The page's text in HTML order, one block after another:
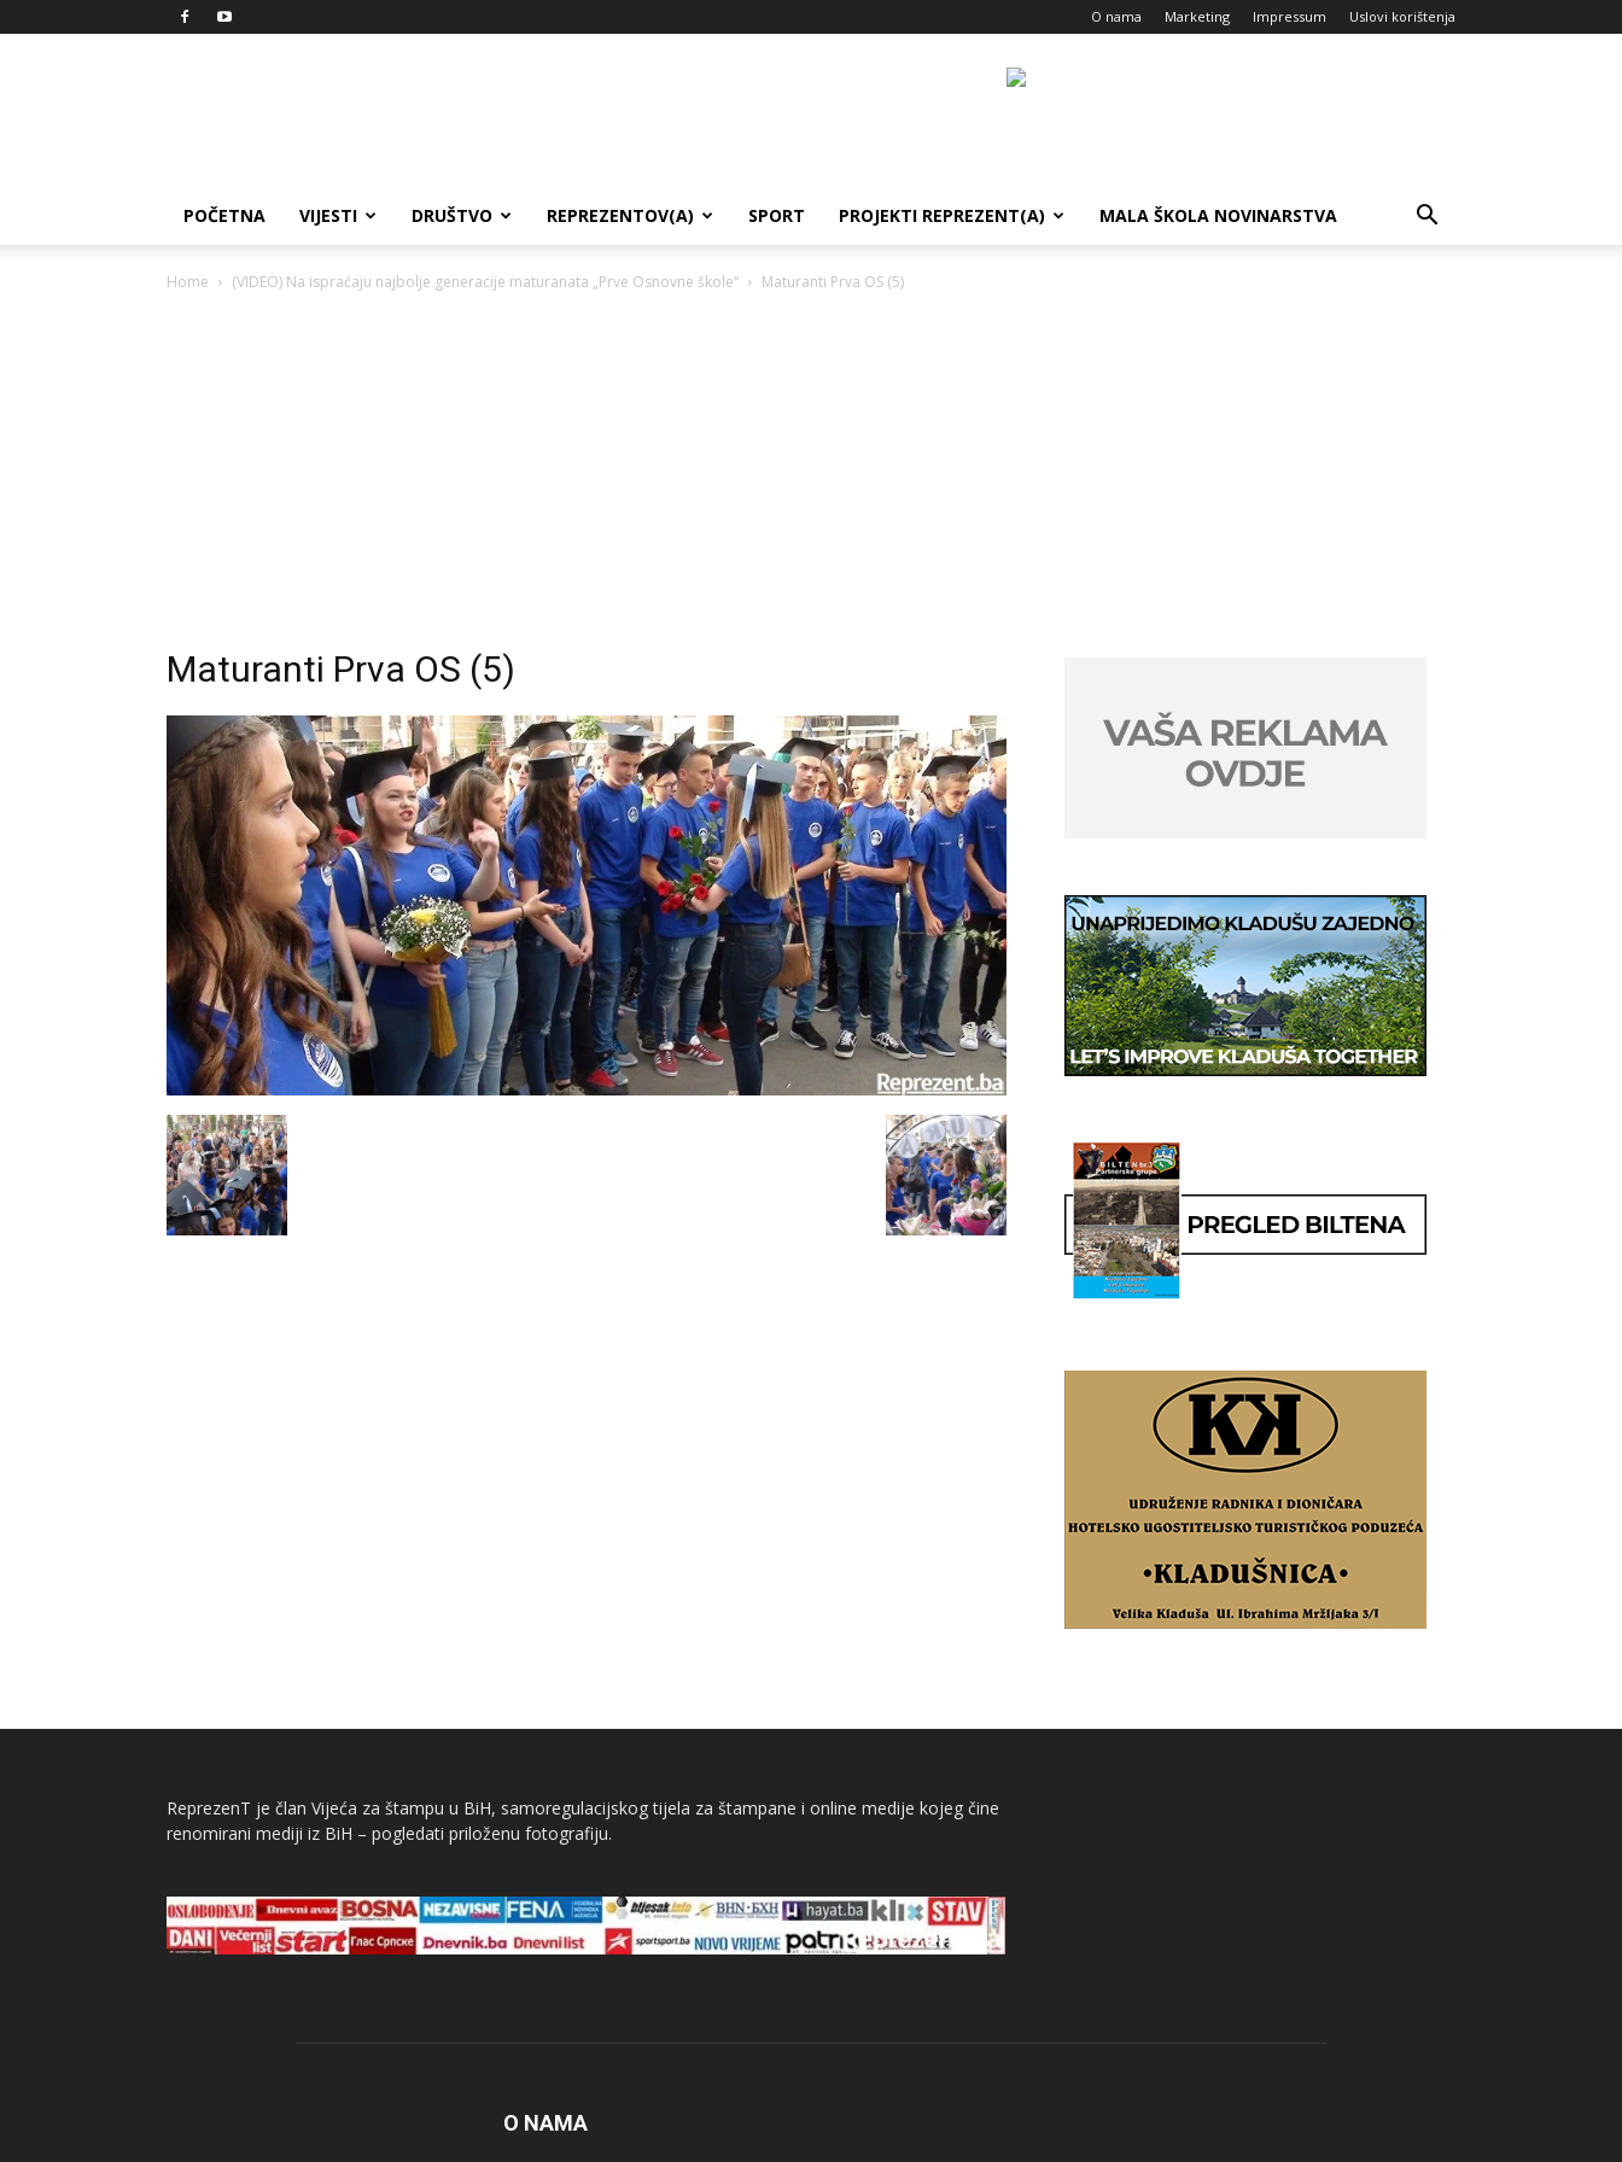
O nama Marketing Impressum Uslovi korištenja
POČETNA VIJESTI DRUŠTVO REPREZENTOV(A) SPORT PROJEKTI REPREZENT(A) MALA ŠKOLA NOVINARSTVA
Home (VIDEO) Na ispraćaju najbolje generacije maturanata „Prve Osnovne škole“ Maturanti Prva OS (5)
Maturanti Prva OS (5)
ReprezenT je član Vijeća za štampu u BiH, samoregulacijskog tijela za štampane i online medije kojeg čine
renomirani mediji iz BiH – pogledati priloženu fotografiju.
O NAMA